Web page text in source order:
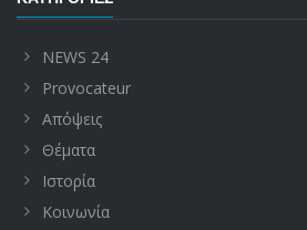
NEWS 24
Provocateur
Απόψεις
Θέματα
Ιστορία
Κοινωνία